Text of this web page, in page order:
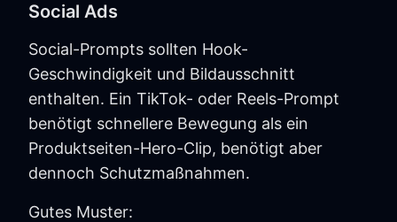
Social Ads
Social-Prompts sollten Hook-
Geschwindigkeit und Bildausschnitt
enthalten. Ein TikTok- oder Reels-Prompt
benötigt schnellere Bewegung als ein
Produktseiten-Hero-Clip, benötigt aber
dennoch Schutzmaßnahmen.
Gutes Muster: